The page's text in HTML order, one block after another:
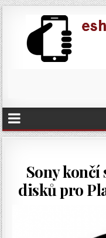
Sony
disků pro